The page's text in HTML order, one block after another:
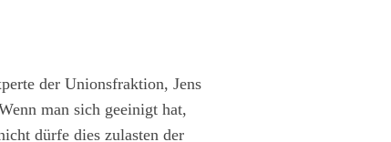
der Unionsfraktion, Jens
man sich geeinigt hat,
dürfe dies zulasten der